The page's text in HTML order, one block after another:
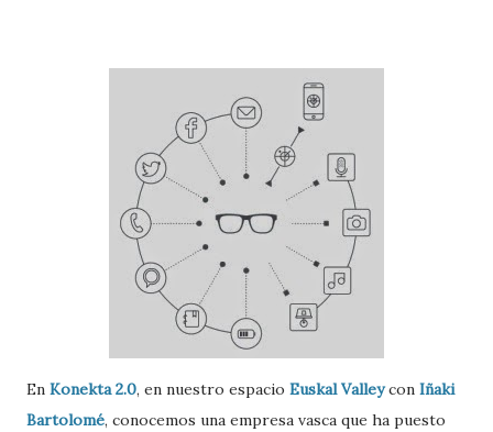
En Konekta 2.0, en nuestro espacio Euskal Valleycon Iñaki
Bartolomé, conocemos una empresa vasca que ha puesto